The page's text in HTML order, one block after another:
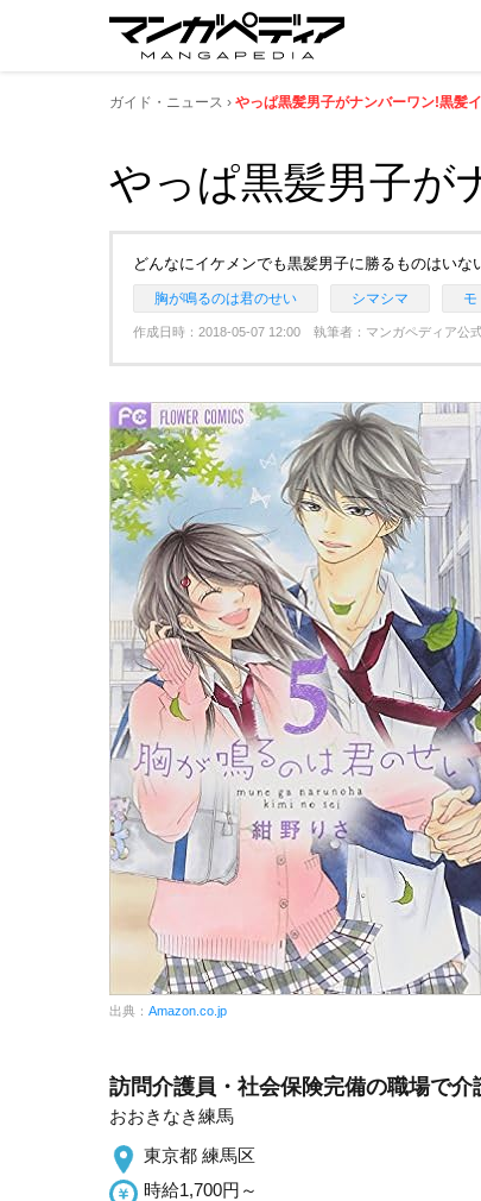
ガイド・ニュース やっぱ黒髪男子がナンバーワン!黒髪
やっぱ黒髪男子が
どんなにイケメンでも黒髪男子に勝るものはい
胸が鳴るのは君のせい シマシマ
作成日時：2018-05-07 12:00 執筆者：マンガペディア公
出典： Amazon.co.jp
訪問介護員・社会保険完備の職場で介
おおきなき練馬
東京都 練馬区
時給1,700円～